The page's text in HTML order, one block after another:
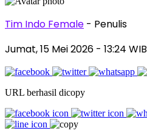
Tim Indo Female - Penulis
Jumat, 15 Mei 2026 - 13:24 WIB
URL berhasil dicopy